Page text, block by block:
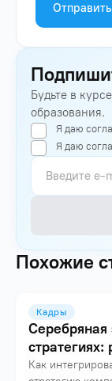
Отправить
Будьте в
образования.
Я даю
Я даю
Похожие
Кадры
стратегиях:
Как